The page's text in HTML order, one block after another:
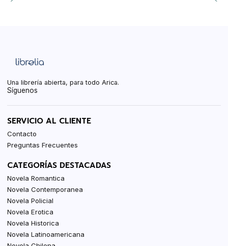
Una librería abierta, para todo Arica.
Síguenos
SERVICIO AL CLIENTE
Contacto
Preguntas Frecuentes
CATEGORÍAS DESTACADAS
Novela Romantica
Novela Contemporanea
Novela Policial
Novela Erotica
Novela Historica
Novela Latinoamericana